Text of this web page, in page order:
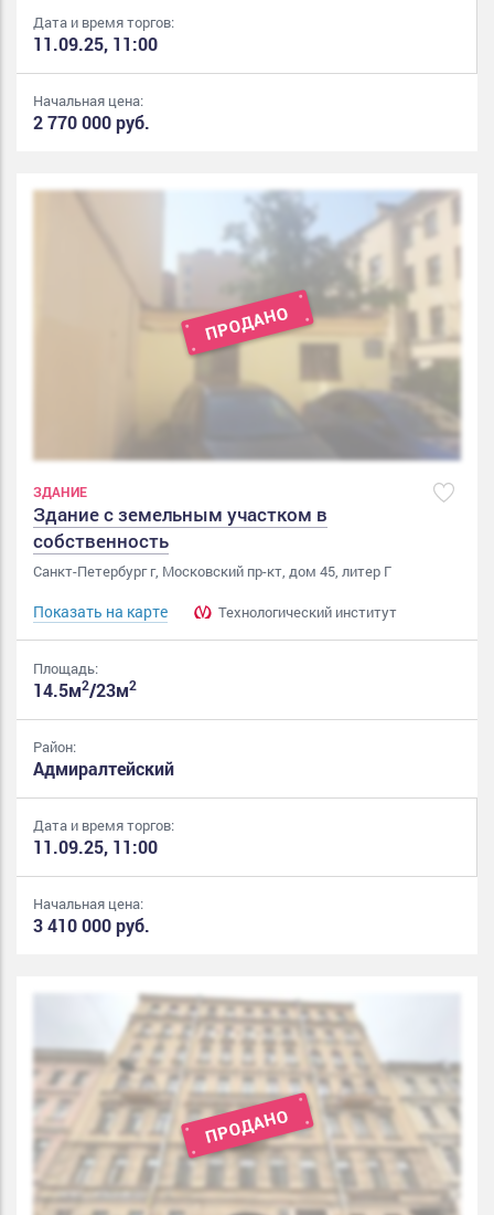
Дата и время торгов:
11.09.25, 11:00
Начальная цена:
2 770 000 руб.
ЗДАНИЕ
Здание с земельным участком в
собственность
Санкт-Петербург г, Московский пр-кт, дом 45, литер Г
Показать на карте Технологический институт
Площадь:
14.5м2/23м2
Район:
Адмиралтейский
Дата и время торгов:
11.09.25, 11:00
Начальная цена:
3 410 000 руб.